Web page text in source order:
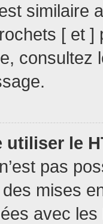
similaire
[ et ]
consultez
utiliser le
pas
mises
avec les